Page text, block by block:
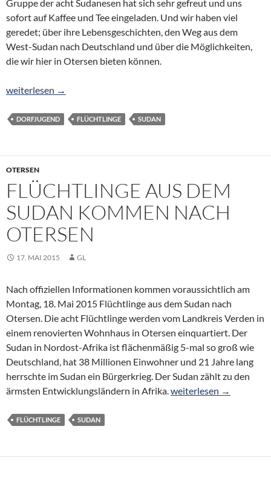
Gruppe der acht Sudanesen hat sich sehr gefreut und uns
sofort auf Kaffee und Tee eingeladen. Und wir haben viel
geredet; über ihre Lebensgeschichten, den Weg aus dem
West-Sudan nach Deutschland und über die Möglichkeiten,
die wir hier in Otersen bieten können.
Aus dem Sudan nach Europa: Willkommen in Otersen!
weiterlesen →
DORFJUGEND FLÜCHTLINGE SUDAN
OTERSEN
FLÜCHTLINGE AUS DEM
SUDAN KOMMEN NACH
OTERSEN
17. MAI 2015 GL
Nach offiziellen Informationen kommen voraussichtlich am
Montag, 18. Mai 2015 Flüchtlinge aus dem Sudan nach
Otersen. Die acht Flüchtlinge werden vom Landkreis Verden in
einem renovierten Wohnhaus in Otersen einquartiert. Der
Sudan in Nordost-Afrika ist flächenmäßig 5-mal so groß wie
Deutschland, hat 38 Millionen Einwohner und 21 Jahre lang
herrschte im Sudan ein Bürgerkrieg. Der Sudan zählt zu den
ärmsten Entwicklungsländern in Afrika.Flüchtlinge aus dem
weiterlesen →
FLÜCHTLINGE SUDAN